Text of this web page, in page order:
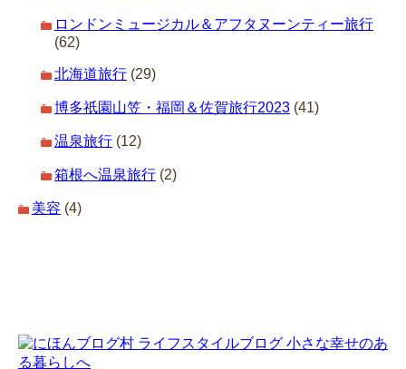
ロンドンミュージカル＆アフタヌーンティー旅行
(62)
北海道旅行 (29)
博多祇園山笠・福岡＆佐賀旅行2023 (41)
温泉旅行 (12)
箱根へ温泉旅行 (2)
美容 (4)